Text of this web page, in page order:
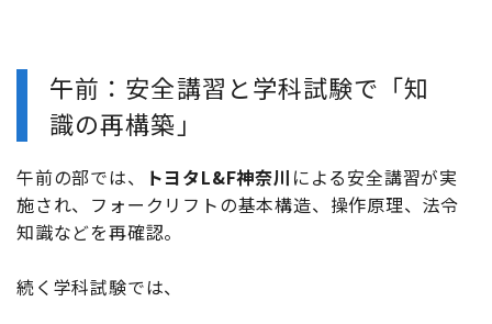
午前：安全講習と学科試験で「知
識の再構築」
午前の部では、 トヨタL&F神奈川 による安全講習が実
施され、フォークリフトの基本構造、操作原理、法令
知識などを再確認。
続く学科試験では、